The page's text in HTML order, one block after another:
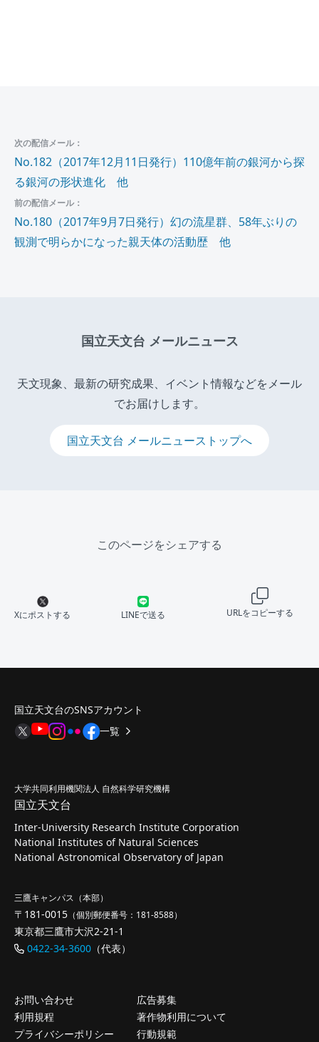
次の配信メール：
No.182（2017年12月11日発行）110億年前の銀河から探
る銀河の形状進化 他
前の配信メール：
No.180（2017年9月7日発行）幻の流星群、58年ぶりの
観測で明らかになった親天体の活動歴 他
国立天文台 メールニュース
天文現象、最新の研究成果、イベント情報などをメール
でお届けします。
国立天文台 メールニューストップへ
このページをシェアする
Xにポストする LINEで送る URLをコピーする
国立天文台のSNSアカウント
一覧
大学共同利用機関法人 自然科学研究機構
国立天文台
Inter-University Research Institute Corporation
National Institutes of Natural Sciences
National Astronomical Observatory of Japan
三鷹キャンパス（本部）
〒181-0015 （個別郵便番号：181-8588）
東京都三鷹市大沢2-21-1
0422-34-3600 （代表）
お問い合わせ
広告募集
利用規程
著作物利用について
プライバシーポリシー
行動規範